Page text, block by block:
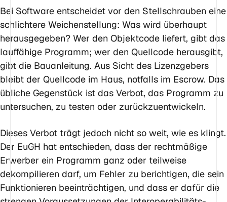
Bei Software entscheidet vor den Stellschrauben eine
schlichtere Weichenstellung: Was wird überhaupt
herausgegeben? Wer den Objektcode liefert, gibt das
lauffähige Programm; wer den Quellcode herausgibt,
gibt die Bauanleitung. Aus Sicht des Lizenzgebers
bleibt der Quellcode im Haus, notfalls im Escrow. Das
übliche Gegenstück ist das Verbot, das Programm zu
untersuchen, zu testen oder zurückzuentwickeln.
Dieses Verbot trägt jedoch nicht so weit, wie es klingt.
Der EuGH hat entschieden, dass der rechtmäßige
Erwerber ein Programm ganz oder teilweise
dekompilieren darf, um Fehler zu berichtigen, die sein
Funktionieren beeinträchtigen, und dass er dafür die